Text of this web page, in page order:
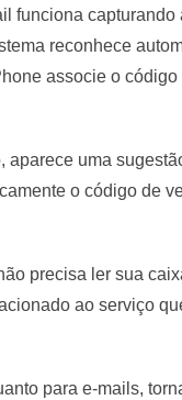
funciona capturando
reconhece
associe o
uma
o código de
precisa ler sua
ao serviço
para e-mails,